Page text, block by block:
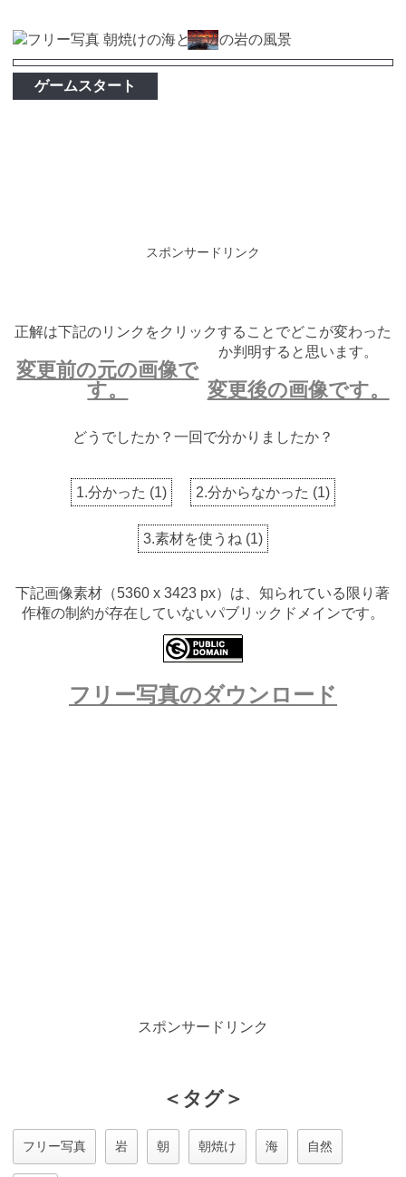
ゲームスタート
スポンサードリンク
正解は下記のリンクをクリックすることでどこが変わった
か判明すると思います。
変更前の元の画像で
す。
変更後の画像です。
どうでしたか？一回で分かりましたか？
1.分かった (1) 2.分からなかった (1)
3.素材を使うね (1)
下記画像素材（5360 x 3423 px）は、知られている限り著
作権の制約が存在していないパブリックドメインです。
フリー写真のダウンロード
スポンサードリンク
＜タグ＞
フリー写真 岩 朝 朝焼け 海 自然